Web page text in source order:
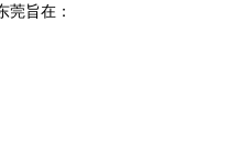
莞旨在：